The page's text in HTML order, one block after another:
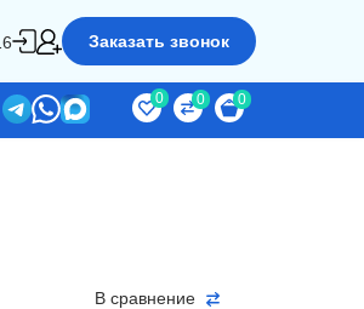
Заказать звонок
0 0 0
В сравнение